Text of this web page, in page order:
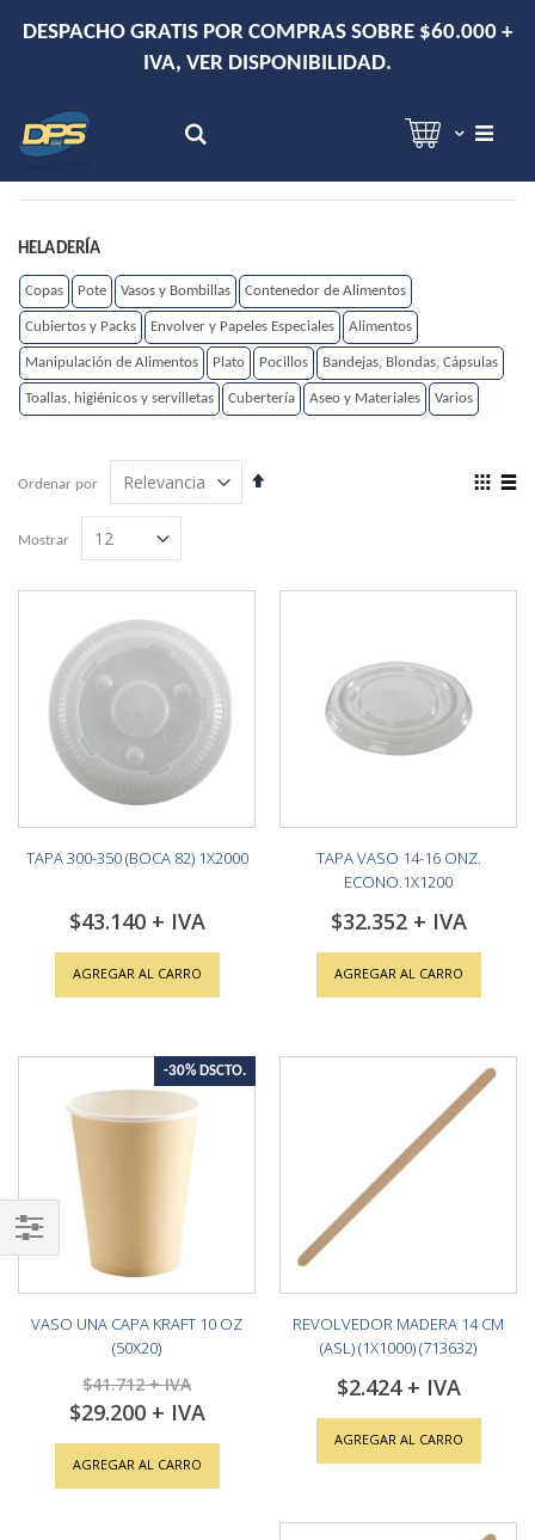
DESPACHO EN RM DE 2-3 DÍAS HÁBILES.
Hola!
Ordenar por
Establecer
View
Mostrar
TAPA 300-350 (BOCA 82) 1X2000
$43.140
AGREGAR AL CARRO
TAPA VASO 14-16 ONZ.
ECONO.1X1200
$32.352
AGREGAR AL CARRO
-30% DSCTO.
VASO UNA CAPA KRAFT 10 OZ
(50X20)
$41.712
Special
Price
$29.200
AGREGAR AL CARRO
REVOLVEDOR MADERA 14 CM
(ASL) (1X1000) (713632)
$2.424
AGREGAR AL CARRO
HELADERÍA
Copas Pote Vasos y Bombillas Contenedor de Alimentos
Cubiertos y Packs Envolver y Papeles Especiales Alimentos
Manipulación de Alimentos Plato Pocillos Bandejas, Blondas, Cápsulas
Toallas, higiénicos y servilletas Cubertería Aseo y Materiales Varios
Shop
By